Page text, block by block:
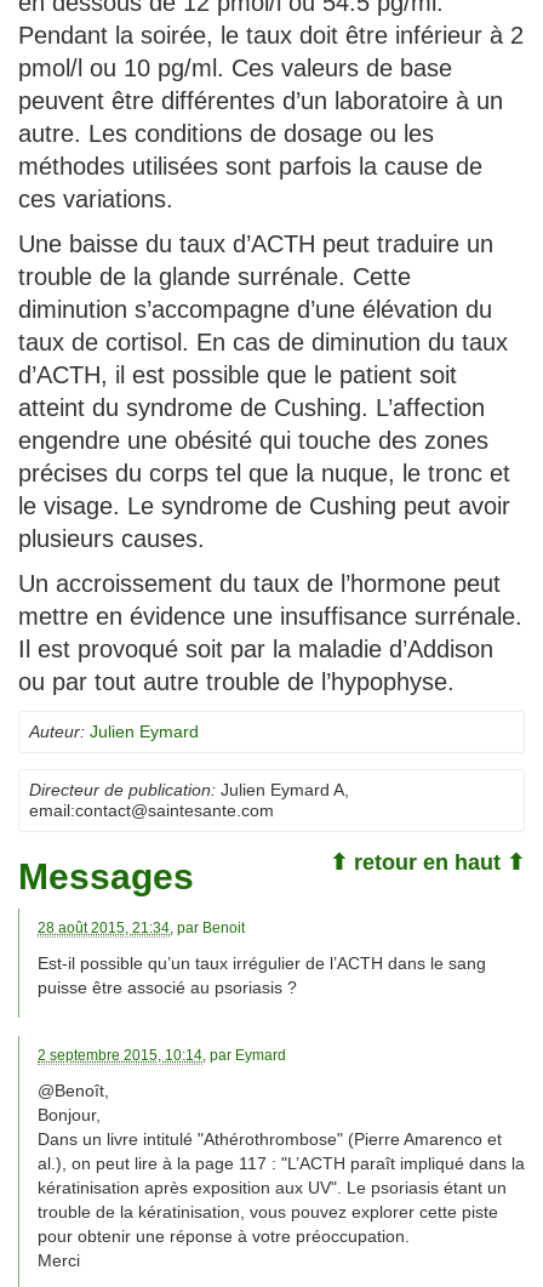
Pendant la soirée, le taux doit être inférieur à 2
pmol/l ou 10 pg/ml. Ces valeurs de base
peuvent être différentes d’un laboratoire à un
autre. Les conditions de dosage ou les
méthodes utilisées sont parfois la cause de
ces variations.
Une baisse du taux d’ACTH peut traduire un
trouble de la glande surrénale. Cette
diminution s’accompagne d’une élévation du
taux de cortisol. En cas de diminution du taux
d’ACTH, il est possible que le patient soit
atteint du syndrome de Cushing. L’affection
engendre une obésité qui touche des zones
précises du corps tel que la nuque, le tronc et
le visage. Le syndrome de Cushing peut avoir
plusieurs causes.
Un accroissement du taux de l’hormone peut
mettre en évidence une insuffisance surrénale.
Il est provoqué soit par la maladie d’Addison
ou par tout autre trouble de l’hypophyse.
Auteur: Julien Eymard
Directeur de publication: Julien Eymard A
email:contact@saintesante.com
⬆ retour en haut ⬆
Messages
28 août 2015, 21:34 , par Benoit
Est-il possible qu’un taux irrégulier de l’ACTH dans le sang
puisse être associé au psoriasis ?
2 septembre 2015, 10:14 , par Eymard
@Benoît,
Bonjour,
Dans un livre intitulé "Athérothrombose" (Pierre Amarenco et
al.), on peut lire à la page 117 : "L’ACTH paraît impliqué dans la
kératinisation après exposition aux UV". Le psoriasis étant un
trouble de la kératinisation, vous pouvez explorer cette piste
pour obtenir une réponse à votre préoccupation.
Merci